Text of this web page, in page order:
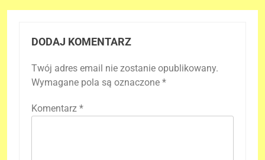
DODAJ KOMENTARZ
Twój adres email nie zostanie opublikowany.
Wymagane pola są oznaczone *
Komentarz *